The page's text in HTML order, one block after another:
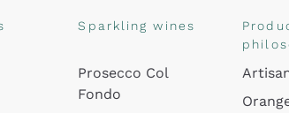
Sparkling wines
Prosecco Col
Fondo